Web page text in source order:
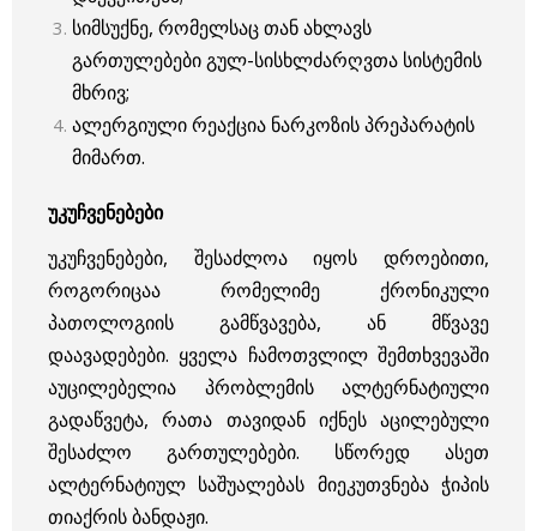
სიმსუქნე, რომელსაც თან ახლავს
გართულებები გულ-სისხლძარღვთა სისტემის
მხრივ;
ალერგიული რეაქცია ნარკოზის პრეპარატის
მიმართ.
უკუჩვენებები
უკუჩვენებები, შესაძლოა იყოს დროებითი,
როგორიცაა რომელიმე ქრონიკული
პათოლოგიის გამწვავება, ან მწვავე
დაავადებები. ყველა ჩამოთვლილ შემთხვევაში
აუცილებელია პრობლემის ალტერნატიული
გადაწვეტა, რათა თავიდან იქნეს აცილებული
შესაძლო გართულებები. სწორედ ასეთ
ალტერნატიულ საშუალებას მიეკუთვნება ჭიპის
თიაქრის ბანდაჟი.